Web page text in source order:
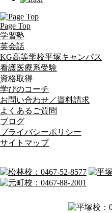
Page Top
学習塾
英会話
KG高等学校平塚キャンパス
看護医療系受験
資格取得
学びのコーチ
お問い合わせ／資料請求
よくあるご質問
ブログ
プライバシーポリシー
サイトマップ